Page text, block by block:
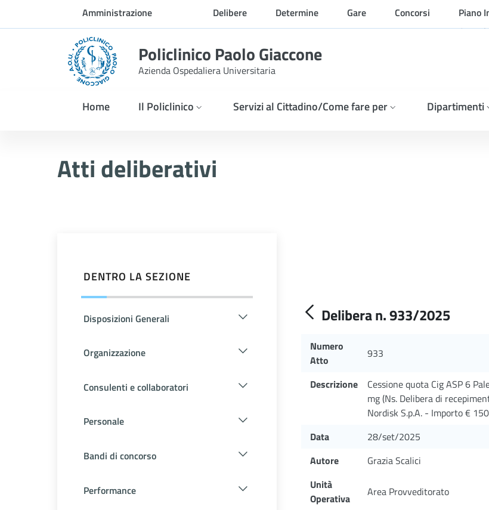
Skip to Main ContentAmministrazione
trasparente
Delibere Determine Gare Concorsi
Piano
Policlinico Paolo Giaccone
Azienda Ospedaliera Universitaria
Home Il Policlinico Servizi al Cittadino/Come fare per Dipartimenti
Atti deliberativi
DENTRO LA SEZIONE
Disposizioni Generali
Organizzazione
Consulenti e collaboratori
Personale
Bandi di concorso
Performance
Delibera n. 933/2025
Numero
Atto
933
Descrizione
Cessione quota Cig ASP 6
mg (Ns. Delibera di
Nordisk S.p.A. - Importo €
Data
28/set/2025
Autore
Grazia Scalici
Unità
Operativa
Area Provveditorato